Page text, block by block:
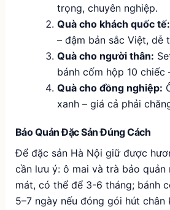
trọng, chuyên nghiệp.
Quà cho khách quốc tế:
– đậm bản sắc Việt, dễ
Quà cho người thân:
bánh cốm hộp 10 chiếc
Quà cho đồng nghiệp:
xanh – giá cả phải
Bảo Quản Đặc Sản Đúng Cách
Để đặc sản Hà Nội giữ được
cần lưu ý: ô mai và trà bảo quản
mát, có thể để 3-6 tháng; bánh
5–7 ngày nếu đóng gói hút chân